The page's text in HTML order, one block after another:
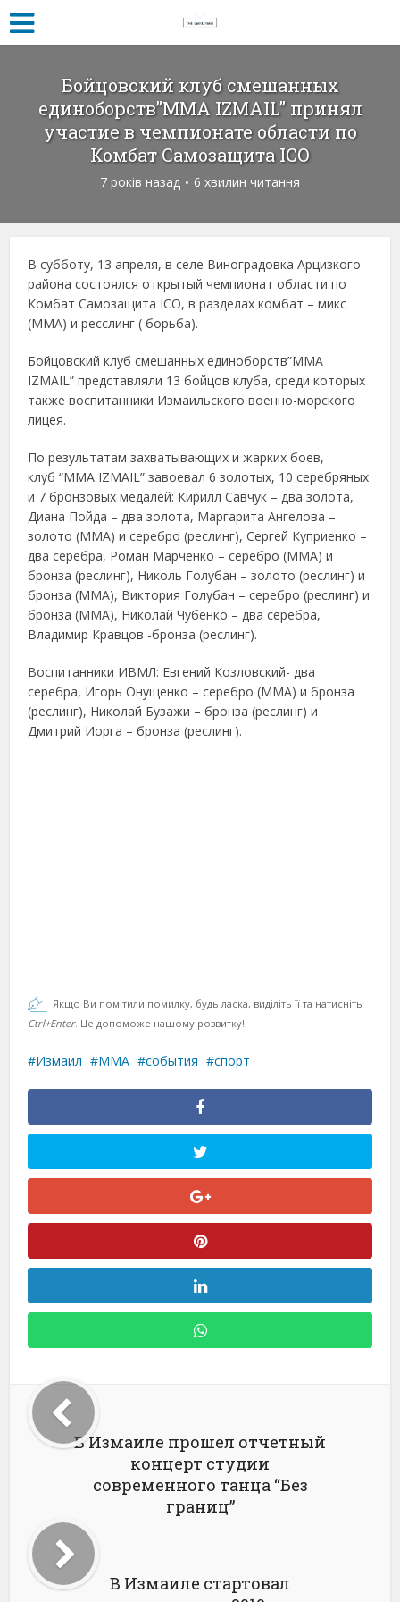
Бойцовский клуб смешанных
единоборств”MMA IZMAIL” принял
участие в чемпионате области по
Комбат Самозащита ICO
7 років назад 6 хвилин читання
В субботу, 13 апреля, в селе Виноградовка Арцизкого
района состоялся открытый чемпионат области по
Комбат Самозащита ICO, в разделах комбат – микс
(ММА) и ресслинг ( борьба).
Бойцовский клуб смешанных единоборств”MMA
IZMAIL” представляли 13 бойцов клуба, среди которых
также воспитанники Измаильского военно-морского
лицея.
По результатам захватывающих и жарких боев,
клуб “MMA IZMAIL” завоевал 6 золотых, 10 серебряных
и 7 бронзовых медалей: Кирилл Савчук – два золота,
Диана Пойда – два золота, Маргарита Ангелова –
золото (ММА) и серебро (реслинг), Сергей Куприенко –
два серебра, Роман Марченко – серебро (ММА) и
бронза (реслинг), Николь Голубан – золото (реслинг) и
бронза (ММА), Виктория Голубан – серебро (реслинг) и
бронза (ММА), Николай Чубенко – два серебра,
Владимир Кравцов -бронза (реслинг).
Воспитанники ИВМЛ: Евгений Козловский- два
серебра, Игорь Онущенко – серебро (ММА) и бронза
(реслинг), Николай Бузажи – бронза (реслинг) и
Дмитрий Иорга – бронза (реслинг).
Якщо Ви помітили помилку, будь ласка, виділіть її та натисніть
Ctrl+Enter. Це допоможе нашому розвитку!
Измаил ММА события спорт
В Измаиле прошел отчетный
концерт студии
современного танца “Без
границ”
В Измаиле стартовал